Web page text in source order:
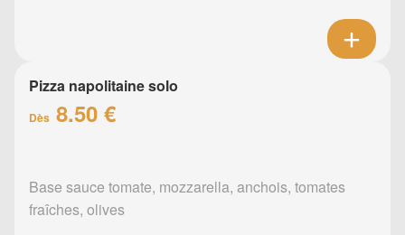
Pizza napolitaine solo
Dès 8.50 €
Base sauce tomate, mozzarella, anchois, tomates
fraîches, olives